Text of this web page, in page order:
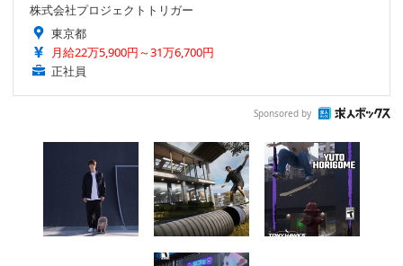
株式会社プロジェクトトリガー
東京都
月給22万5,900円～31万6,700円
正社員
Sponsored by